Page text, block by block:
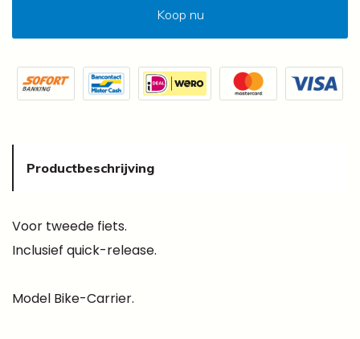
Koop nu
Productbeschrijving
Voor tweede fiets.
Inclusief quick-release.
Model Bike-Carrier.